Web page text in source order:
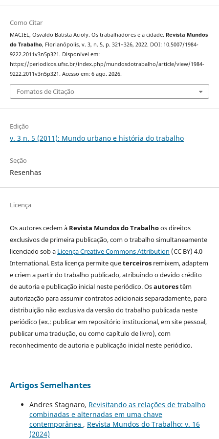
Como Citar
MACIEL, Osvaldo Batista Acioly. Os trabalhadores e a cidade. Revista Mundos
do Trabalho, Florianópolis, v. 3, n. 5, p. 321–326, 2022. DOI: 10.5007/1984-
9222.2011v3n5p321. Disponível em:
https://periodicos.ufsc.br/index.php/mundosdotrabalho/article/view/1984-
9222.2011v3n5p321. Acesso em: 6 ago. 2026.
Fomatos de Citação
Edição
v. 3 n. 5 (2011): Mundo urbano e história do trabalho
Seção
Resenhas
Licença
Os autores cedem à Revista Mundos do Trabalhoos direitos
exclusivos de primeira publicação, com o trabalho simultaneamente
licenciado sob a Licença Creative Commons Attribution (CC BY) 4.0
International. Esta licença permite queterceirosremixem, adaptem
e criem a partir do trabalho publicado, atribuindo o devido crédito
de autoria e publicação inicial neste periódico. Osautorestêm
autorização para assumir contratos adicionais separadamente, para
distribuição não exclusiva da versão do trabalho publicada neste
periódico (ex.: publicar em repositório institucional, em site pessoal,
publicar uma tradução, ou como capítulo de livro), com
reconhecimento de autoria e publicação inicial neste periódico.
Artigos Semelhantes
Andres Stagnaro, Revisitando as relações de trabalho
combinadas e alternadas em uma chave
contemporânea , Revista Mundos do Trabalho: v. 16
(2024)